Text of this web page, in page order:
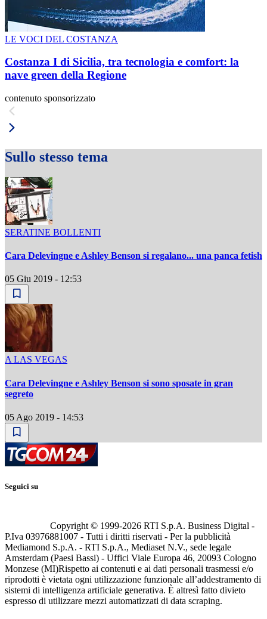
LE VOCI DEL COSTANZA
Costanza I di Sicilia, tra tecnologia e comfort: la
nave green della Regione
contenuto sponsorizzato
Sullo stesso tema
SERATINE BOLLENTI
Cara Delevingne e Ashley Benson si regalano... una panca fetish
05 Giu 2019 - 12:53
A LAS VEGAS
Cara Delevingne e Ashley Benson si sono sposate in gran
segreto
05 Ago 2019 - 14:53
Seguici su
Copyright © 1999-2026 RTI S.p.A. Business Digital -
P.Iva 03976881007 - Tutti i diritti riservati - Per la pubblicità
Mediamond S.p.A. - RTI S.p.A., Mediaset N.V., sede legale
Amsterdam (Paesi Bassi) - Uffici Viale Europa 46, 20093 Cologno
Monzese (MI)Rispetto ai contenuti e ai dati personali trasmessi e/o
riprodotti è vietata ogni utilizzazione funzionale all’addestramento di
sistemi di intelligenza artificiale generativa. È altresì fatto divieto
espresso di utilizzare mezzi automatizzati di data scraping.